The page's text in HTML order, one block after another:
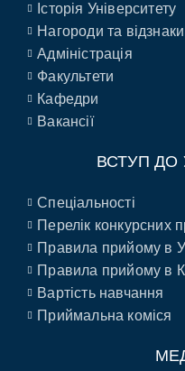
Історія Університету
Нагороди та відзнаки
Адміністрація
Факультети
Кафедри
Вакансії
ВСТУП ДО
Спеціальності
Перелік конкурсних
Правила прийому в
Правила прийому в
Вартість навчання
Приймальна коміся